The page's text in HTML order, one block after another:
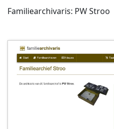
Familiearchivaris: PW Stroo